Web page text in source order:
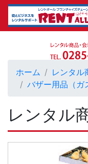
ホーム レンタル
バザー用品（ガ
レンタル